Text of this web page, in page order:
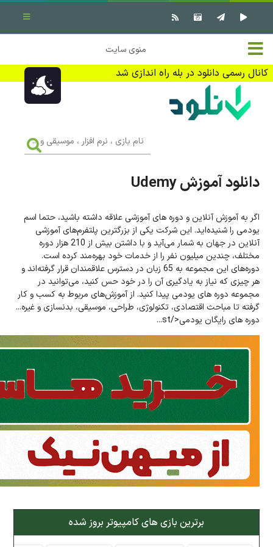
خانه
تماس با ما
تبلیغات
منوی سایت
کانال رسمی دانلود در بله راه اندازی شد
✖ بستن منو
نرم افزار کامپیوتر
بازی کامپیوتر
کتاب
وبلاگ
جهت دریافت آخرین اخبار و اطلاعات ما را در کانال رسمی دانلود در
بله دنبال کنید (ورود)
بازی
،
،
دانلود آموزش Udemy
اگر به آموزش آنلاین و دوره های آموزشی علاقه داشته باشید، حتما اسم
یودمی را شنیده‌اید. این شرکت یکی از بزرگترین پلتفرم‌های آموزشی
آنلاین در جهان به شمار می‌آید و با داشتن بیش از 210 هزار دوره
مختلف، چندین میلیون نفر را از خدمات خود بهره‌مند کرده است.
دوره‌های این مجموعه به 65 زبان در دسترس علاقمندان قرار گرفته‌اند و
هر چیزی که نیاز به یادگیری آن را در خود حس کنید، می‌توانید در
مجموعه دوره های یودمی پیدا کنید. از آموزش‌های مربوط به کسب و کار
گرفته تا مباحث اقتصادی، تکنولوژی، طراحی، موسیقی، بدنسازی و غیره...
دوره های رایگان یودمی</st...
برترین بازی های کامپیوتر بروز شده